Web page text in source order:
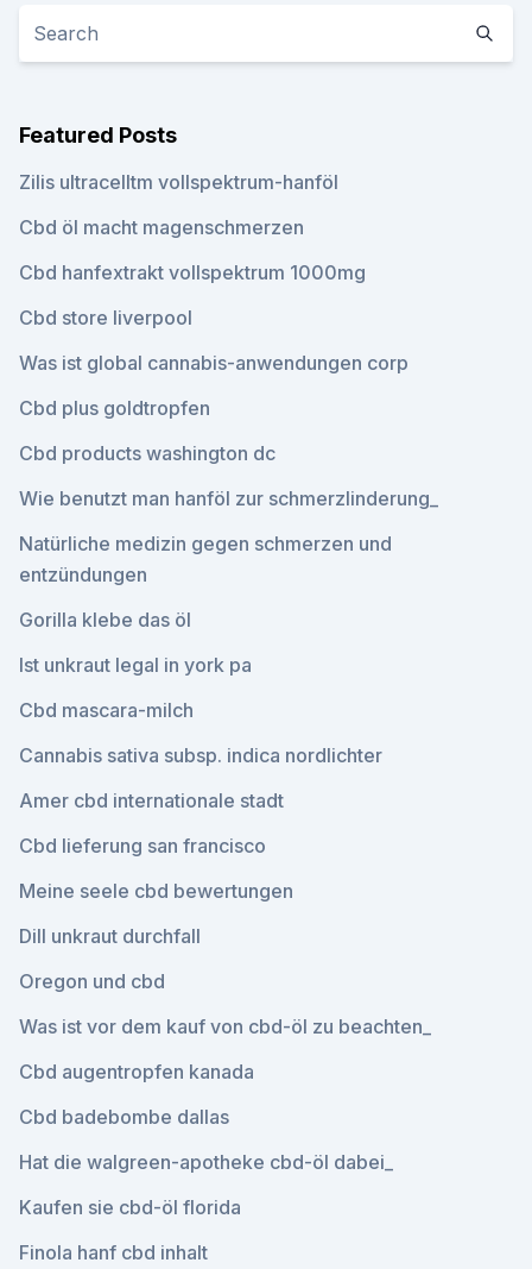
Featured Posts
Zilis ultracelltm vollspektrum-hanföl
Cbd öl macht magenschmerzen
Cbd hanfextrakt vollspektrum 1000mg
Cbd store liverpool
Was ist global cannabis-anwendungen corp
Cbd plus goldtropfen
Cbd products washington dc
Wie benutzt man hanföl zur schmerzlinderung_
Natürliche medizin gegen schmerzen und
entzündungen
Gorilla klebe das öl
Ist unkraut legal in york pa
Cbd mascara-milch
Cannabis sativa subsp. indica nordlichter
Amer cbd internationale stadt
Cbd lieferung san francisco
Meine seele cbd bewertungen
Dill unkraut durchfall
Oregon und cbd
Was ist vor dem kauf von cbd-öl zu beachten_
Cbd augentropfen kanada
Cbd badebombe dallas
Hat die walgreen-apotheke cbd-öl dabei_
Kaufen sie cbd-öl florida
Finola hanf cbd inhalt